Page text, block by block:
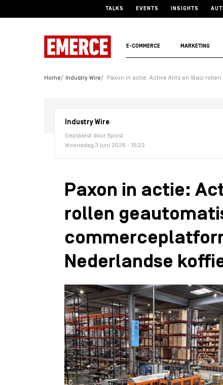
TALKS EVENTS INSIGHTS
E-COMMERCE MARKETING
Home Industry Wire Paxon in actie: Active Ants en Staci
Industry Wire
Geplaatst door Bpost
Woensdag 3 juni 2026 - 15:22
Paxon in actie:
rollen
Nederlandse